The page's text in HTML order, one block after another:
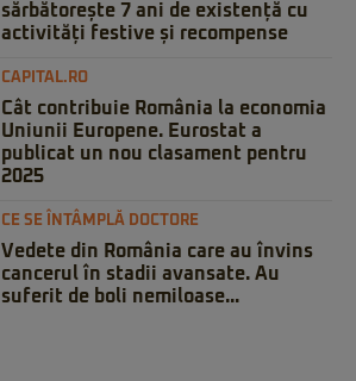
sărbătorește 7 ani de existență cu
activități festive și recompense
CAPITAL.RO
Cât contribuie România la economia
Uniunii Europene. Eurostat a
publicat un nou clasament pentru
2025
CE SE ÎNTÂMPLĂ DOCTORE
Vedete din România care au învins
cancerul în stadii avansate. Au
suferit de boli nemiloase...